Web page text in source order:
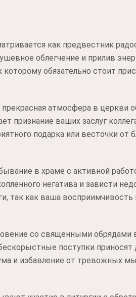
как предвестник
облегчение и прилив
обязательно стоит
атмосфера в церкви
признание ваших заслуг
подарка или весточки от
в храме с активной
негатива и зависти
так как ваша
со священными обрядами
поступки
и избавление от тревожных